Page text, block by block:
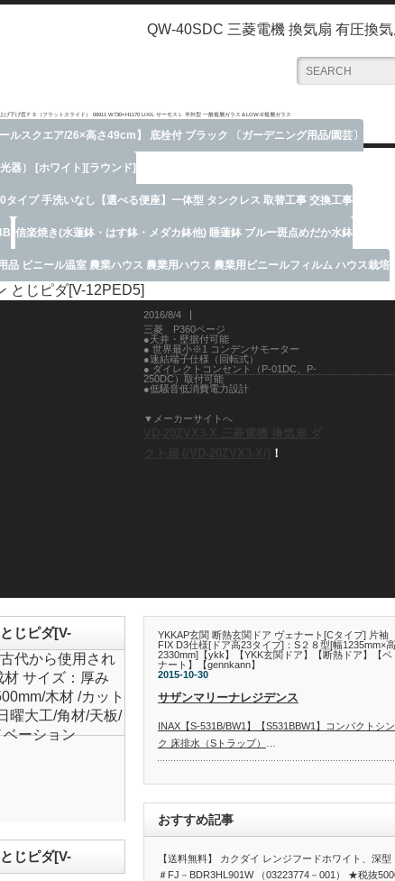
QW-40SDC 三菱電機 換気扇 有圧換
下げ窓ＦＳ（フラットスライド） 06911 W730×H1170 LIXIL サーモスＬ 半外型 一般複層ガラス＆LOW-E複層ガラス
ルスクエア/26×高さ49cm】 底栓付 ブラック 〔ガーデニング用品/園芸〕
器） [ホワイト][ラウンド]
イプ 手洗いなし【選べる便座】一体型 タンクレス 取替工事 交換工事
信楽焼き(水蓮鉢・はす鉢・メダカ鉢他) 睡蓮鉢 ブルー斑点めだか水鉢
ビニール温室 農業ハウス 農業用ハウス 農業用ビニールフィルム ハウス栽培
とじピダ[V-12PED5]
2016/8/4
三菱 P360ページ
●天井・壁据付可能
● 世界最小※1 コンデンサモーター
●速結端子仕様（回転式）
● ダイレクトコンセント（P-01DC、P-
250DC）取付可能
●低騒音低消費電力設計
▼メーカーサイトへ
！
じピダ[V-
代から使用され
サイズ：厚み
木材 /カット
曜大工/角材/天板/
ーション
じピダ[V-
YKKAP玄関 断熱玄関ドア ヴェナート[Cタイプ] 片袖
FIX D3仕様[ドア高23タイプ]：S２８型[幅1235mm×高
2330mm]【ykk】【YKK玄関ドア】【断熱ドア】【ベ
ナート】【gennkann】
2015-10-30
サザンマリーナレジデンス
INAX【S-531B/BW1】【S531BBW1】コンパクトシン
ク 床排水（Sトラップ）
おすすめ記事
【送料無料】 カクダイ レンジフードホワイト、深型
＃FJ－BDR3HL901W （03223774－001） ★税抜